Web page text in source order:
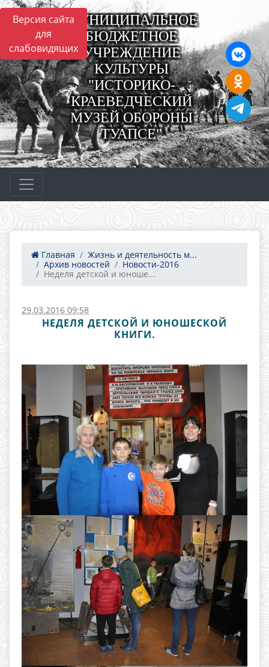
Версия сайта
для
слабовидящих
МУНИЦИПАЛЬНОЕ
БЮДЖЕТНОЕ
УЧРЕЖДЕНИЕ
КУЛЬТУРЫ
"ИСТОРИКО-
КРАЕВЕДЧЕСКИЙ
МУЗЕЙ ОБОРОНЫ
ТУАПСЕ"
Главная
Жизнь и деятельность м...
Архив новостей
Новости-2016
Неделя детской и юноше...
29.03.2016 09:58
НЕДЕЛЯ ДЕТСКОЙ И ЮНОШЕСКОЙ
КНИГИ.